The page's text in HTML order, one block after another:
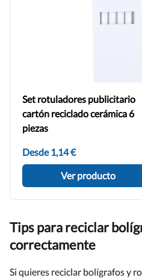
Set rotuladores publicitario
cartón reciclado cerámica 6
piezas
Desde 1,14 €
Ver producto
Tips para reciclar
correctamente
Si quieres reciclar bolígrafos y